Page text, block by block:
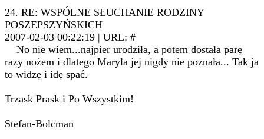
24. RE: WSPÓLNE SŁUCHANIE RODZINY
POSZEPSZYŃSKICH
2007-02-03 00:22:19 | URL: #
No nie wiem...najpier urodziła, a potem dostała parę
razy nożem i dlatego Maryla jej nigdy nie poznała... Tak ja
to widzę i idę spać.
Trzask Prask i Po Wszystkim!
Stefan-Bolcman